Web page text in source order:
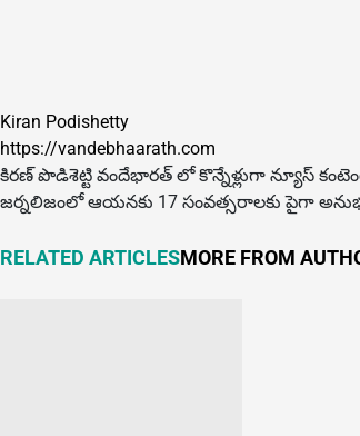
Kiran Podishetty
https://vandebhaarath.com
కిర‌ణ్ పొడిశెట్టి వందేభారత్ లో కొన్నేళ్లుగా న్యూస్
జర్నలిజంలో ఆయ‌న‌కు 17 సంవత్సరాలకు పైగా
RELATED ARTICLESMORE FROM